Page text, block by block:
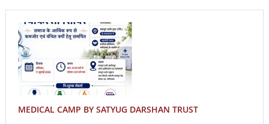
MEDICAL CAMP BY SATYUG DARSHAN TRUST